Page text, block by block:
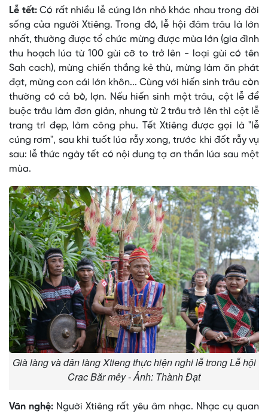
Lễ tết:Có rất nhiều lễ cúng lớn nhỏ khác nhau trong đời
sống của người Xtiêng. Trong đó, lễ hội đâm trâu là lớn
nhất, thường được tổ chức mừng được mùa lớn (gia đình
thu hoạch lúa từ 100 gùi cỡ to trở lên - loại gùi có tên
Sah cach), mừng chiến thắng kẻ thù, mừng làm ăn phát
đạt, mừng con cái lớn khôn... Cùng với hiến sinh trâu còn
thường có cả bò, lợn. Nếu hiến sinh một trâu, cột lễ để
buộc trâu làm đơn giản, nhưng từ 2 trâu trở lên thì cột lễ
trang trí đẹp, làm công phu. Tết Xtiêng được gọi là "lễ
cúng rơm", sau khi tuốt lúa rẫy xong, trước khi đốt rẫy vụ
sau: lễ thức ngày tết có nội dung tạ ơn thần lúa sau một
mùa.
Già làng và dân làng Xtieng thực hiện nghi lễ trong Lễ hội
Crac Băr mêy - Ảnh: Thành Đạt
Văn nghệ: Người Xtiêng rất yêu âm nhạc. Nhạc cụ quan